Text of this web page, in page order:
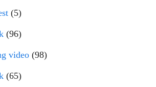
(5)
(96)
video (98)
(65)